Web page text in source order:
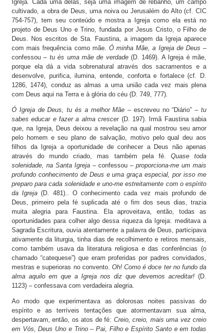
Igreja. Cada uma delas, seja uma imagem de rebanho, um campo
cultivado, a obra de Deus, uma noiva ou Jerusalém do Alto (cf. CIC
754-757), tem seu conteúdo e mostra a Igreja como ela está no
projeto de Deus Uno e Trino, fundada por Jesus Cristo, o Filho de
Deus. Nos escritos de Sta. Faustina, a imagem da Igreja aparece
com mais frequência como mãe. Ó minha Mãe, a Igreja de Deus–
confessou – tu és uma mãe de verdade(D. 1469). A Igreja é mãe,
porque ela dá a vida sobrenatural através dos sacramentos e a
desenvolve, purifica, ilumina, entende, conforta e fortalece (cf. D.
1286, 1474), conduz as almas a uma união cada vez mais plena
com Deus aqui na Terra e à glória do céu (D. 749, 777).
Ó Igreja de Deus, tu és a melhor Mãe– escreveu no “Diário” –tu
sabes educar e fazer a alma crescer (D. 197). Irmã Faustina sabia
que, na Igreja, Deus deixou a revelação na qual mostrou seu amor
pelo homem e seu plano de salvação, motivo pelo qual deu aos
filhos da Igreja a oportunidade de conhecer a Deus não apenas
através do mundo criado, mas também pela fé. Quase toda
solenidade, na Santa Igreja – confessou –proporciona-me um mais
profundo conhecimento de Deus e uma graça especial, por isso me
preparo para cada solenidade e uno-me estreitamente com o espírito
da Igreja(D. 481).. O conhecimento cada vez mais profundo de
Deus, primeiro pela fé suplicada até o fim dos seus dias, trazia
muita alegria para Faustina. Ela aproveitava, então, todas as
oportunidades para colher algo dessa riqueza da Igreja: meditava a
Sagrada Escritura, ouvia atentamente a palavra de Deus, participava
ativamente da liturgia, tinha dias de recolhimento e retiros mensais,
como também usava da literatura religiosa e das conferências (o
chamado “catequese”) que eram proferidas por padres convidados,
mestras e superioras no convento. Oh! Como é doce ter no fundo da
alma aquilo em que a Igreja nos diz que devemos acreditar! (D.
1123) – confessava com verdadeira alegria.
Ao modo que experimentava as dolorosas noites passivas do
espírito e as terríveis tentações que atormentavam sua alma,
despertavam, então, os atos de fé: Creio, creio, mais uma vez creio
em Vós, Deus Uno e Trino – Pai, Filho e Espírito Santo e em todas